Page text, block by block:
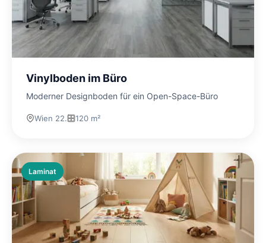
Vinylboden im Büro
Moderner Designboden für ein Open-Space-Büro
Wien 22. 120 m²
Laminat